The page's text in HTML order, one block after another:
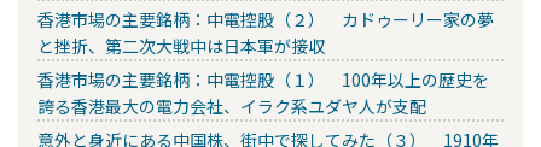
香港市場の主要銘柄：中電控股（２） カドゥーリー家の夢
と挫折、第二次大戦中は日本軍が接収
香港市場の主要銘柄：中電控股（１） 100年以上の歴史を
誇る香港最大の電力会社、イラク系ユダヤ人が支配
意外と身近にある中国株、街中で探してみた（３） 1910年